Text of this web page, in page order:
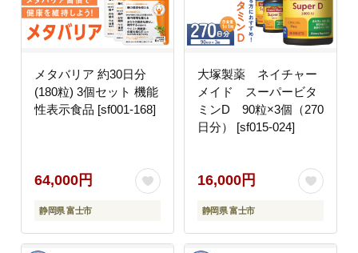
メタバリア 約30日分
(180粒) 3個セット 機能
性表示食品 [sf001-168]
64,000円
静岡県 富士市
大塚製薬 ネイチャー
メイド スーパービタ
ミンD 90粒×3個（270
日分） [sf015-024]
16,000円
静岡県 富士市